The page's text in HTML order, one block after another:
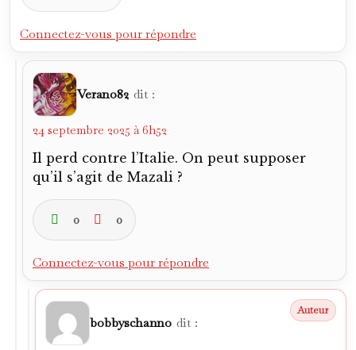
Connectez-vous pour répondre
Verano82 dit :
24 septembre 2025 à 6h52
Il perd contre l’Italie. On peut supposer
qu’il s’agit de Mazali ?
0 0
Connectez-vous pour répondre
bobbyschanno dit :